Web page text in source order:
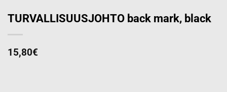
TURVALLISUUSJOHTO back mark, black
15,80€